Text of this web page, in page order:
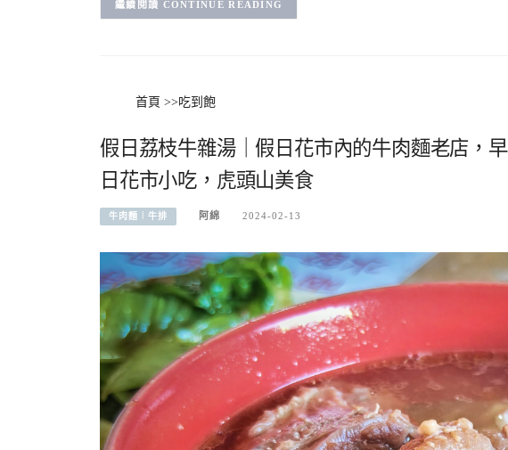
CONTINUE READING
首頁 >> 吃到飽
假日荔枝牛雜湯｜假日花市內的牛肉麵老店，
日花市小吃，虎頭山美食
牛肉麵︱牛排 阿綿 2024-02-13